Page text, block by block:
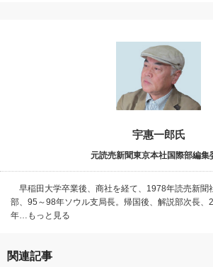
宇惠一郎氏
元読売新聞東京本社国際部編集
早稲田大学卒業後、商社を経て、1978年読売新聞
部、95～98年ソウル支局長。帰国後、解説部次長、
年…もっと見る
関連記事